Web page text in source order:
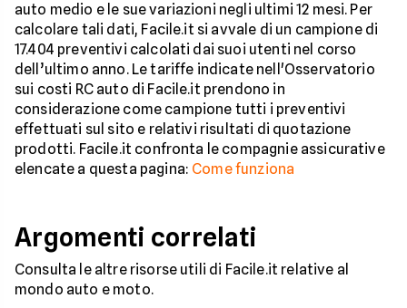
auto medio e le sue variazioni negli ultimi 12 mesi. Per
calcolare tali dati, Facile.it si avvale di un campione di
17.404 preventivi calcolati dai suoi utenti nel corso
dell’ultimo anno. Le tariffe indicate nell'Osservatorio
sui costi RC auto di Facile.it prendono in
considerazione come campione tutti i preventivi
effettuati sul sito e relativi risultati di quotazione
prodotti. Facile.it confronta le compagnie assicurative
elencate a questa pagina: Come funziona
Argomenti correlati
Consulta le altre risorse utili di Facile.it relative al
mondo auto e moto.